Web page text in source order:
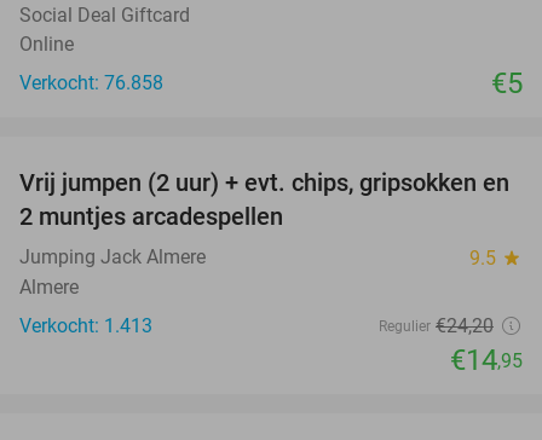
Social Deal Giftcard
Online
Verkocht: 76.858
€5
38%
Vrij jumpen (2 uur) + evt. chips, gripsokken en
2 muntjes arcadespellen
Jumping Jack Almere 9.5 star
Almere
Verkocht: 1.413
Regulier €24,20
€14,95